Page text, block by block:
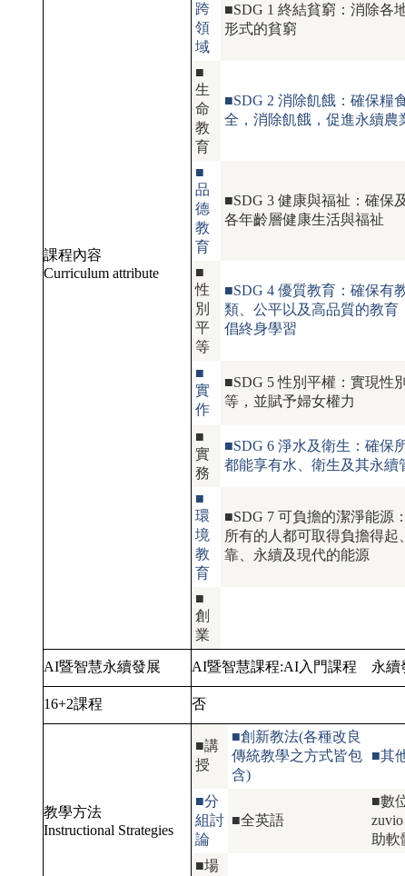
課程內容
Curriculum attribute
跨
領
域
■SDG 1 終結貧窮：消除各
形式的貧窮
■
生
命
教
育
■SDG 2 消除飢餓：確保糧
全，消除飢餓，促進永續農
■
品
德
教
育
■SDG 3 健康與福祉：確保
各年齡層健康生活與福祉
■
性
別
平
等
■SDG 4 優質教育：確保有
類、公平以及高品質的教育
倡終身學習
■
實
作
■SDG 5 性別平權：實現性
等，並賦予婦女權力
■
實
務
■SDG 6 淨水及衛生：確保
都能享有水、衛生及其永續
■
環
境
教
育
■SDG 7 可負擔的潔淨能源
所有的人都可取得負擔得起
靠、永續及現代的能源
■
創
業
AI暨智慧永續發展 AI暨智慧課程:AI入門課程 永續
16+2課程 否
教學方法
Instructional Strategies
■講
授
■創新教法(各種改良
傳統教學之方式皆包
含)
■其
■分
組討
論
■全英語
■數
助軟
■場